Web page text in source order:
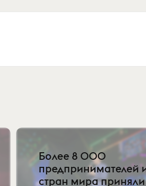
Более 8 000
предпринимателей
стран мира приняли